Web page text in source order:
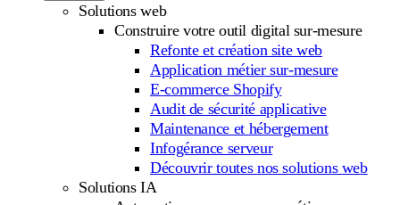
Solutions web
Construire votre outil digital sur-mesure
Refonte et création site web
Application métier sur-mesure
E-commerce Shopify
Audit de sécurité applicative
Maintenance et hébergement
Infogérance serveur
Découvrir toutes nos solutions web
Solutions IA